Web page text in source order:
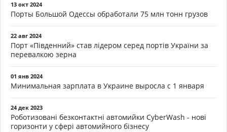
13 окт 2024
Порты Большой Одессы обработали 75 млн тонн грузов
22 авг 2024
Порт «Південний» став лідером серед портів України за
перевалкою зерна
01 янв 2024
Минимальная зарплата в Украине выросла с 1 января
24 дек 2023
Роботизовані безконтактні автомийки CyberWash - нові
горизонти у сфері автомийного бізнесу